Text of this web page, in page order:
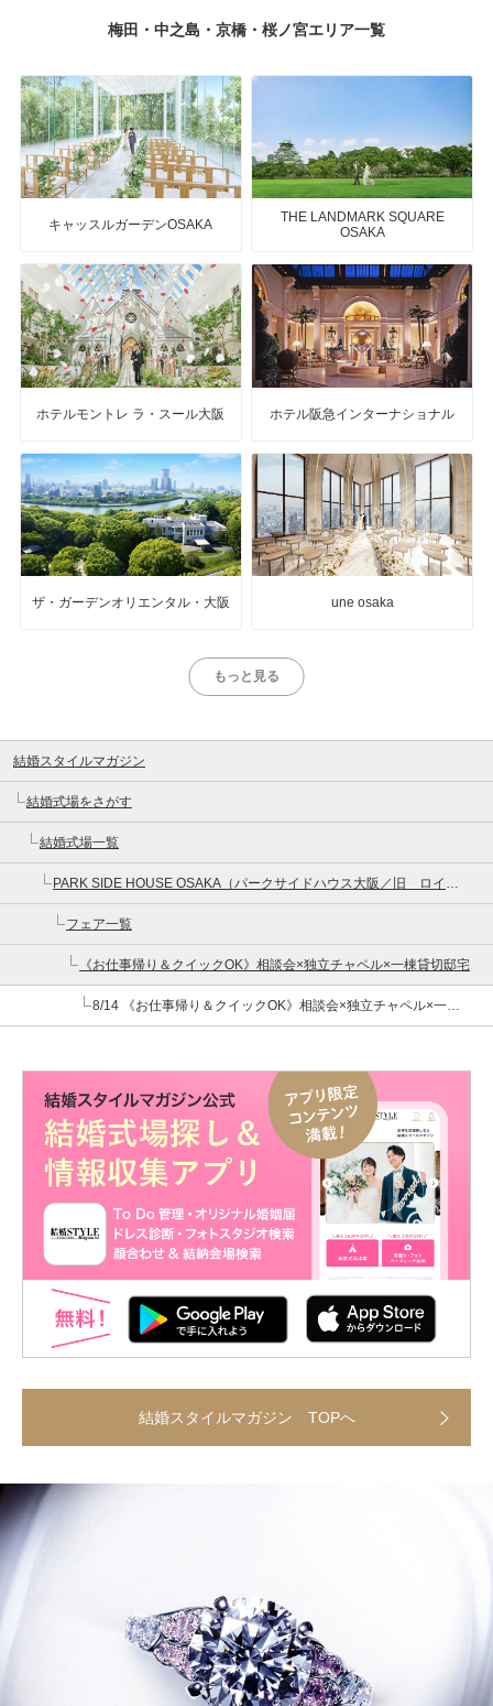
梅田・中之島・京橋・桜ノ宮エリア一覧
キャッスルガーデンOSAKA
THE LANDMARK SQUARE
OSAKA
ホテルモントレ ラ・スール大阪 ホテル阪急インターナショナル
ザ・ガーデンオリエンタル・大阪 une osaka
もっと見る
結婚スタイルマガジン
結婚式場をさがす
結婚式場一覧
PARK SIDE HOUSE OSAKA（パークサイドハウス大阪／旧 ロイヤルガーデン大阪梅田）
フェア一覧
《お仕事帰り＆クイックOK》相談会×独立チャペル×一棟貸切邸宅
8/14 《お仕事帰り＆クイックOK》相談会×独立チャペル×一棟貸切邸宅
結婚スタイルマガジン TOPへ